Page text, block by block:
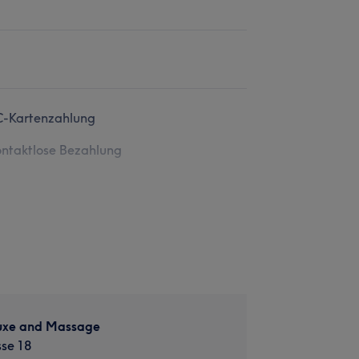
Kartenzahlung
Bezahlung
and Massage
18